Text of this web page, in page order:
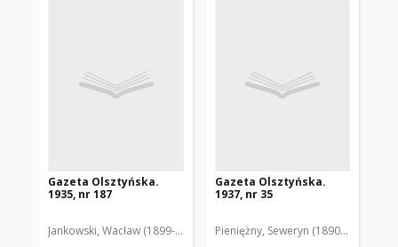
Gazeta Olsztyńska.
1935, nr 187
Jankowski, Wacław (1899-1975). Red.
Gazeta Olsztyńska.
1937, nr 35
Pieniężny, Seweryn (1890-1940). Red.